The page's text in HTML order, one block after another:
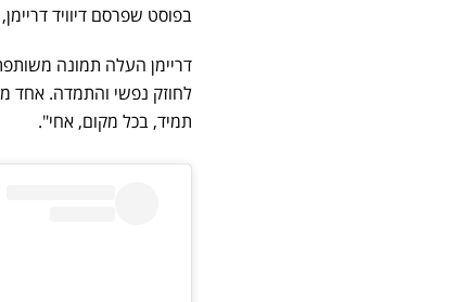
בפוסט שפרסם דיוויד
דריימן העלה תמונה
לחוזק נפשי והתמדה. אחד
תמיד, בכל מקום, אחי".